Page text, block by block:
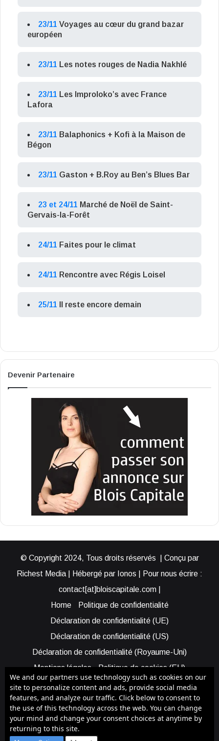
23/11 Voyages au cœur du grand bazar
européen
23/11 Les notes rouges de Nadia Nakhlé
23/11 Les Improloko’s avec France
Lafora
23/11 Balaphonics + Kofi à la Maison de
Bégon
23/11 Gaston + B.Roy au Ben’s Blues Bar
23 et 24/11 Marché de Noël de Saint-
Gervais-la-Forêt
24/11 Faites pour le climat
24/11 Rencontre avec Régis Loisel
25/11 Il reste encore demain
Devenir Partenaire
© Copyright 2024, Tous droits réservés | Conçu par
Richest Media | Hébergé par Ionos | Pour nous écrire :
contact[at]bloiscapitale.com |
Home
Politique de confidentialité
Déclaration de confidentialité (UE)
Déclaration de confidentialité (US)
Déclaration de confidentialité (Royaume-Uni)
Mentions légales
Politique de cookies (EU)
Cookie Policy (AUS)
Cookie Policy (US)
Qui sommes-nous ?
Participer à Blois Capitale
Bénéficier d’une assistance
We and our partners use technology such as cookies on our
site to personalize content and ads, provide social media
features, and analyze our traffic. Click below to consent to
the use of this technology across the web. You can change
your mind and change your consent choices at anytime by
returning to this site.